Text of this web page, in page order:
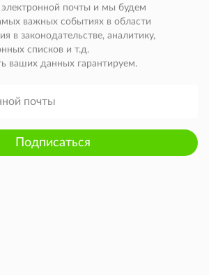
электронной почты и мы будем
важных событиях в области
в законодательстве, аналитику,
списков и т.д.
ваших данных гарантируем.
Подписаться